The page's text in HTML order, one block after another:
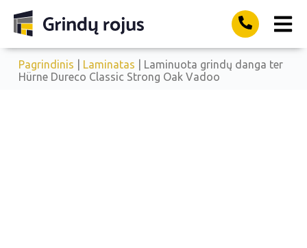
Pagrindinis Laminatas | Laminuota grindų danga ter
Hürne Dureco Classic Strong Oak Vadoo